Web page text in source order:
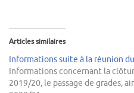
Articles similaires
Informations suite à la réunion
Informations concernant la
2019/20, le passage de grades,